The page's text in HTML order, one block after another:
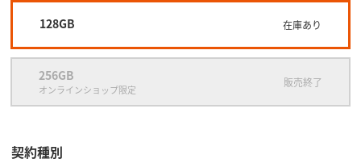
128GB 在庫あり
256GB
オンラインショップ限定
販売終了
契約種別